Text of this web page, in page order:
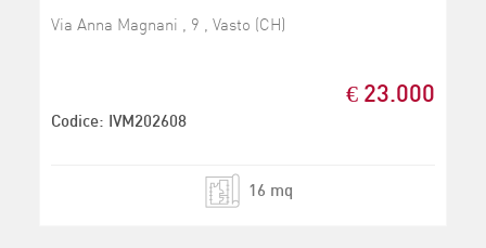
Via Anna Magnani , 9 , Vasto (CH)
€ 23.000
Codice: IVM202608
16 mq